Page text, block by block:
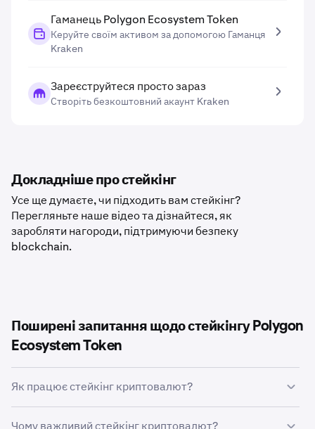
Гаманець Polygon Ecosystem Token
Керуйте своїм активом за допомогою Гаманця
Kraken
Зареєструйтеся просто зараз
Створіть безкоштовний акаунт Kraken
Докладніше про стейкінг
Усе ще думаєте, чи підходить вам стейкінг?
Перегляньте наше відео та дізнайтеся, як
заробляти нагороди, підтримуючи безпеку
blockchain.
Поширені запитання щодо стейкінгу Polygon
Ecosystem Token
Як працює стейкінг криптовалют?
Чому важливий стейкінг криптовалют?